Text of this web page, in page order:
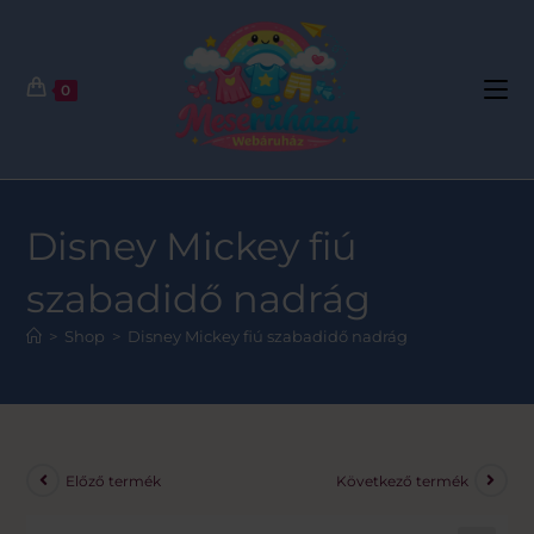
0
Disney Mickey fiú
szabadidő nadrág
> Shop > Disney Mickey fiú szabadidő nadrág
Előző termék Következő termék